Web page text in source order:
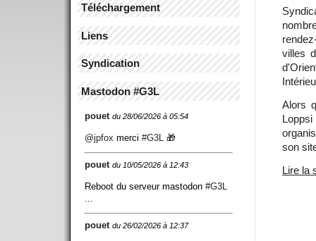
villes
Alors
son
Lire la
Téléchargement
Liens
Syndication
Mastodon #G3L
pouet du 28/06/2026 à 05:54
@jpfox merci #G3L 🎁
pouet du 10/05/2026 à 12:43
Reboot du serveur mastodon #G3L
pouet du 26/02/2026 à 12:37